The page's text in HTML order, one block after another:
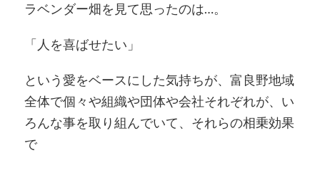
ラベンダー畑を見て思ったのは…。
「人を喜ばせたい」
という愛をベースにした気持ちが、富良野地域
全体で個々や組織や団体や会社それぞれが、い
ろんな事を取り組んでいて、それらの相乗効果
で